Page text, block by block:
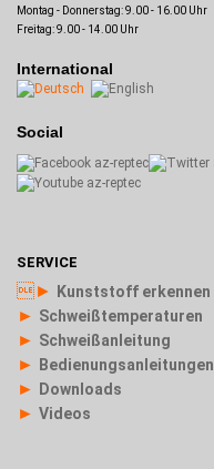
Montag - Donnerstag: 9.00 - 16.00 Uhr
Freitag: 9.00 - 14.00 Uhr
International
Social
SERVICE
► Kunststoff erkennen
► Schweißtemperaturen
► Schweißanleitung
► Bedienungsanleitungen
► Downloads
► Videos